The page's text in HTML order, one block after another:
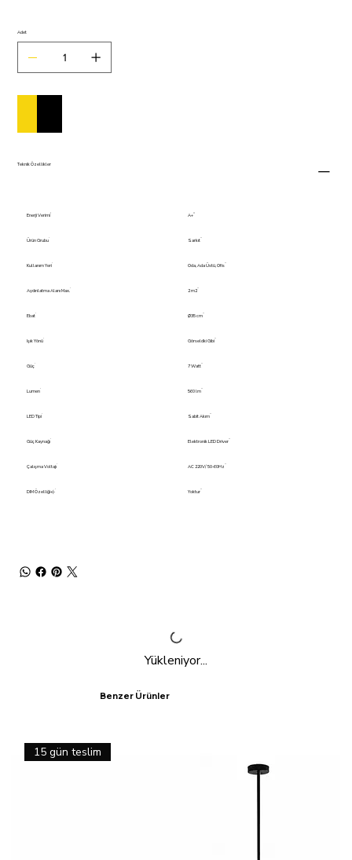
Adet
Teknik Özellikler
Enerji Verimi A+
Ürün Grubu Sarkıt
Kullanım Yeri Oda, Ada Üstü, Ofis
Aydınlatma Alanı Max. 2 m2
Ebat Ø35 cm
Işık Yönü Görseldki Gibi
Güç 7 Watt
Lumen 560 lm
LED Tipi Sabit Akım
Güç Kaynağı Elektronik LED Driver
Çalışma Voltajı AC 220V/ 50-60Hz
DIM Özelliği+(- Yoktur
Yükleniyor...
Benzer Ürünler
15 gün teslim